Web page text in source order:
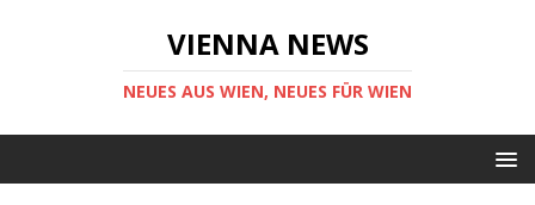
VIENNA NEWS
NEUES AUS WIEN, NEUES FÜR WIEN